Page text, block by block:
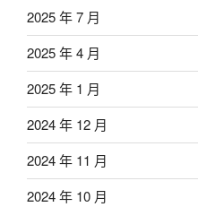
2025 年 7 月
2025 年 4 月
2025 年 1 月
2024 年 12 月
2024 年 11 月
2024 年 10 月